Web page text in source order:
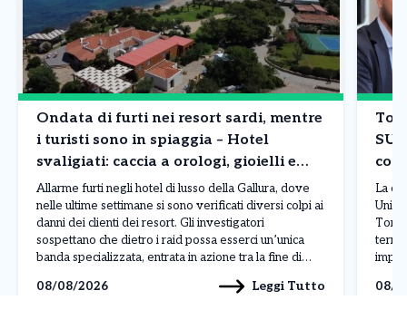
Ondata di furti nei resort sardi, mentre
i turisti sono in spiaggia – Hotel
svaligiati: caccia a orologi, gioielli e
borse
Allarme furti negli hotel di lusso della Gallura, dove
nelle ultime settimane si sono verificati diversi colpi ai
danni dei clienti dei resort. Gli investigatori
sospettano che dietro i raid possa esserci un’unica
banda specializzata, entrata in azione tra la fine di
della costa sarda. L’ultimo […]
08/08/2026 Leggi Tutto
La
08/